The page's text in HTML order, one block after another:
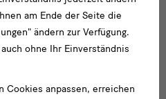
ihn ungesehen erstrahlen.
am Ende der Seite die
ändern zur Verfügung.
ohne Ihr Einverständnis
Cookies anpassen, erreichen